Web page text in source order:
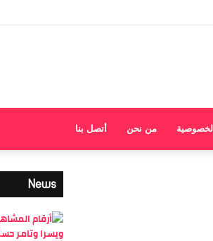
من نحن أتصل بنا
News